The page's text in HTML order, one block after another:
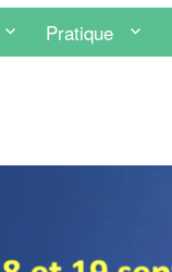
Pratique